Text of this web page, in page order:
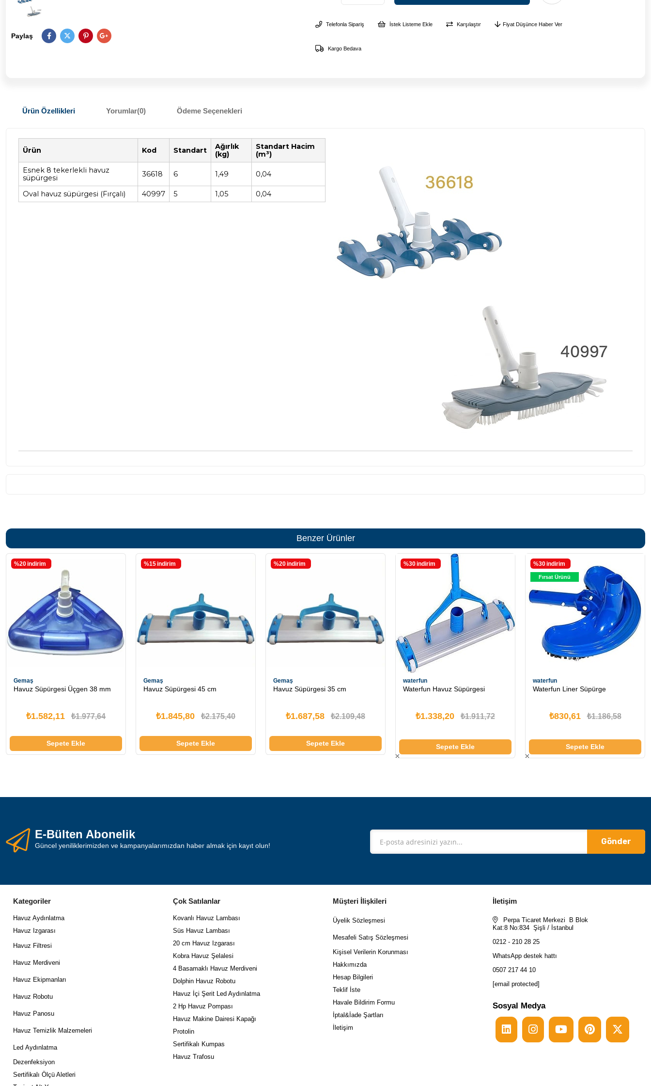
Paylaş
Telefonla Sipariş İstek Listeme Ekle Karşılaştır Fiyat Düşünce Haber Ver
Kargo Bedava
Ürün Özellikleri Yorumlar(0) Ödeme Seçenekleri
Ürün Kod Standart
Ağırlık
(kg)
Standart Hacim
(m³)
Esnek 8 tekerlekli havuz
süpürgesi
36618 6 1,49 0,04
Oval havuz süpürgesi (Fırçalı) 40997 5 1,05 0,04
Benzer Ürünler
Gemaş
Havuz Süpürgesi Üçgen 38 mm
₺1.582,11 ₺1.977,64
Sepete Ekle
%20i̇ndirim
Gemaş
Havuz Süpürgesi 45 cm
₺1.845,80 ₺2.175,40
Sepete Ekle
%15i̇ndirim
Gemaş
Havuz Süpürgesi 35 cm
₺1.687,58 ₺2.109,48
Sepete Ekle
%20i̇ndirim
waterfun
Waterfun Havuz Süpürgesi
₺1.338,20 ₺1.911,72
Sepete Ekle
%30i̇ndirim
waterfun
Waterfun Liner Süpürge
₺830,61 ₺1.186,58
Sepete Ekle
%30i̇ndirim
Fırsat Ürünü
E-Bülten Abonelik
Güncel yeniliklerimizden ve kampanyalarımızdan haber almak için kayıt olun! Gönder
Kategoriler
Havuz Aydınlatma
Havuz Izgarası
Havuz Filtresi
Havuz Merdiveni
Havuz Ekipmanları
Havuz Robotu
Havuz Panosu
Havuz Temizlik Malzemeleri
Led Aydınlatma
Dezenfeksiyon
Sertifikalı Ölçü Aletleri
Çok Satılanlar
Kovanlı Havuz Lambası
Süs Havuz Lambası
20 cm Havuz Izgarası
Kobra Havuz Şelalesi
4 Basamaklı Havuz Merdiveni
Dolphin Havuz Robotu
Havuz İçi Şerit Led Aydınlatma
2 Hp Havuz Pompası
Havuz Makine Dairesi Kapağı
Protolin
Sertifikalı Kumpas
Havuz Trafosu
Müşteri İlişkileri
Üyelik Sözleşmesi
Mesafeli Satış Sözleşmesi
Kişisel Verilerin Korunması
Hakkımızda
Hesap Bilgileri
Teklif İste
Havale Bildirim Formu
İptal&İade Şartları
İletişim
İletişim
Perpa Ticaret Merkezi B Blok
Kat:8 No:834 Şişli / İstanbul
0212 - 210 28 25
WhatsApp destek hattı
0507 217 44 10
[email protected]
Sosyal Medya